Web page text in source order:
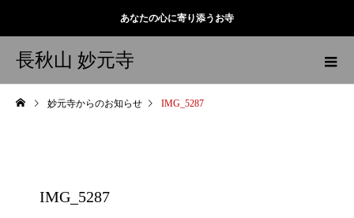
あなたの心に寄り添うお寺
長秋山 妙元寺
妙元寺からのお知らせ IMG_5287
IMG_5287